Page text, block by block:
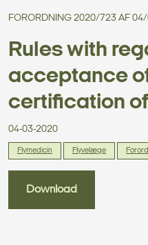
FORORDNING 2020/723 AF
Rules with
acceptance
certification
04-03-2020
Flymedicin Flyvelæge
Download